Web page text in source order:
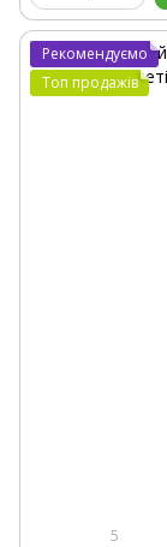
Рекомендуємо
Топ продажів
5